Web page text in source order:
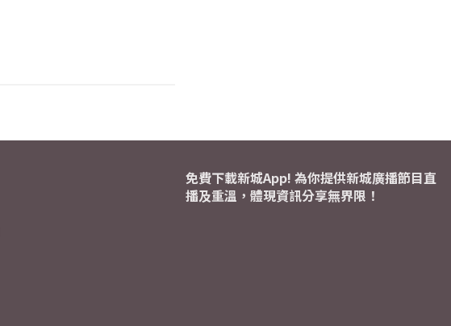
免費下載新城App! 為你提供新城廣播節目直
播及重溫，體現資訊分享無界限！